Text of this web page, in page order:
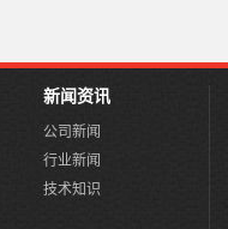
新闻资讯
公司新闻
行业新闻
技术知识